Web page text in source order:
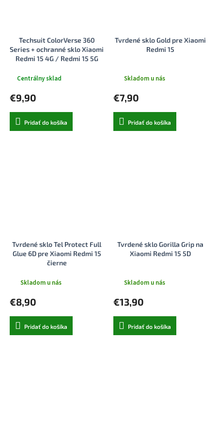
Techsuit ColorVerse 360
Series + ochranné sklo Xiaomi
Redmi 15 4G / Redmi 15 5G
Centrálny sklad
€9,90
Pridať do košíka
Tvrdené sklo Gold pre Xiaomi
Redmi 15
Skladom u nás
€7,90
Pridať do košíka
Tvrdené sklo Tel Protect Full
Glue 6D pre Xiaomi Redmi 15
čierne
Skladom u nás
€8,90
Pridať do košíka
Tvrdené sklo Gorilla Grip na
Xiaomi Redmi 15 5D
Skladom u nás
€13,90
Pridať do košíka